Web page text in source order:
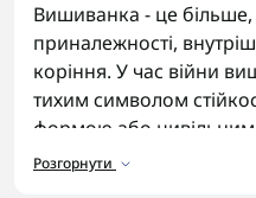
Вишиванка - це більше,
приналежності,
коріння. У час війни
тихим символом
формою або
і вишивка несуть сенс,
Розгорнути